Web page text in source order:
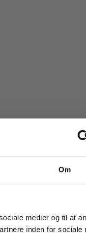
Om
medier og til at
inden for sociale
dine